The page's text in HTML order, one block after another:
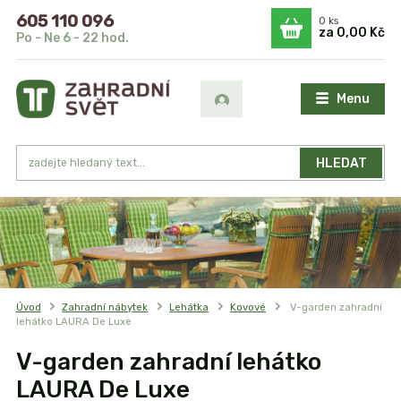
Menu
HLEDAT
605 110 096
Po - Ne 6 - 22 hod.
0ks
za 0,00 Kč
Úvod Zahradní nábytek Lehátka Kovové
V-garden zahradní
lehátko LAURA De Luxe
V-garden zahradní lehátko
LAURA De Luxe